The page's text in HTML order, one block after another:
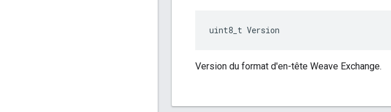
uint8_t Version
Version du format d'en-tête Weave Exchange.